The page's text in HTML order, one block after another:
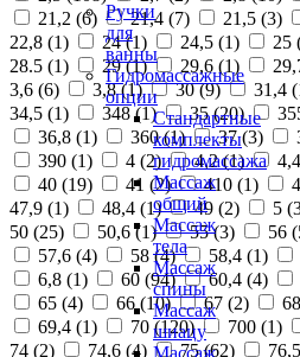
Ручки
для
ванны
Гидромассажные
опции
Стандартные
комплекты
гидромассажа
Массаж
общий
Массаж
тела
Массаж
спины
Массаж
шиацу
21,2 (6) 21,4 (7) 21,5 (3)
22,8 (1) 24 (1) 24,5 (1) 25
28.5 (1) 29 (1) 29,6 (1)
3,6 (6) 3,8 (1) 30 (9) 31,4 (
34,5 (1) 348 (1) 35 (20)
36,8 (1) 360 (1) 37 (3)
390 (1) 4 (2) 4,2 (1)
40 (19) 41 (2) 410 (1)
47,9 (1) 48,4 (1) 49 (2) 5 (
50 (25) 50,6 (1) 55 (3) 56 (
57,6 (4) 58 (4) 58,4 (1)
6,8 (1) 60 (94) 60,4 (4)
65 (4) 66 (10) 67 (2)
69,4 (1) 70 (120) 700 (1)
74 (2) 74,6 (4) 75 (62)